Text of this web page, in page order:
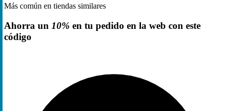
Más común en tiendas similares
Ahorra un 10% en tu pedido en la web con este
código